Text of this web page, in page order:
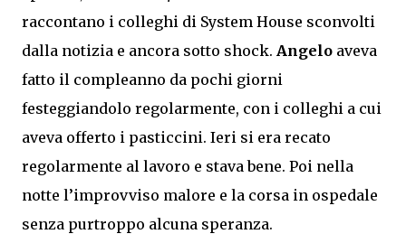
raccontano i colleghi di System House sconvolti
dalla notizia e ancora sotto shock. Angelo aveva
fatto il compleanno da pochi giorni
festeggiandolo regolarmente, con i colleghi a cui
aveva offerto i pasticcini. Ieri si era recato
regolarmente al lavoro e stava bene. Poi nella
notte l’improvviso malore e la corsa in ospedale
senza purtroppo alcuna speranza.